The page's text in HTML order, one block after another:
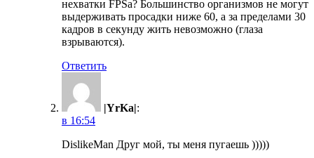
нехватки FPSа? Большинство организмов не могут
выдерживать просадки ниже 60, а за пределами 30
кадров в секунду жить невозможно (глаза
взрываются).
Ответить
|YrKa|:
в 16:54
DislikeMan Друг мой, ты меня пугаешь )))))